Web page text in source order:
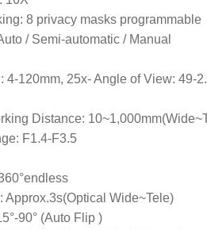
8 privacy masks programmable
/ Semi-automatic / Manual
4-120mm, 25x- Angle of View: 49-
Distance:
F1.4-F3.5
Approx.3s(Optical Wide~Tele)
90° (Auto Flip )